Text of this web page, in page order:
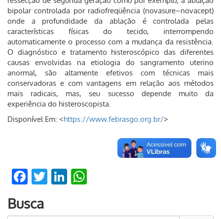
bipolar controlada por radiofreqüência (novasure–novacept)
onde a profundidade da ablação é controlada pelas
características físicas do tecido, interrompendo
automaticamente o processo com a mudança da resistência.
O diagnóstico e tratamento histeroscópico das diferentes
causas envolvidas na etiologia do sangramento uterino
anormal, são altamente efetivos com técnicas mais
conservadoras e com vantagens em relação aos métodos
mais radicais, mas, seu sucesso depende muito da
experiência do histeroscopista.
Disponível Em: <https://www.febrasgo.org.br/>
Facebook
TwitterLinkedIn
Busca